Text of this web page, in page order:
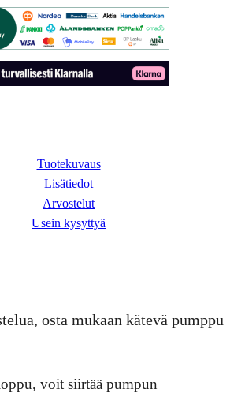
Tuotekuvaus
Lisätiedot
Arvostelut
Usein kysyttyä
osta mukaan kätevä pumppu
voit siirtää pumpun